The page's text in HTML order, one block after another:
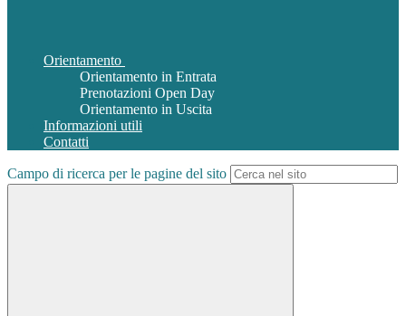
Orientamento
Orientamento in Entrata
Prenotazioni Open Day
Orientamento in Uscita
Informazioni utili
Contatti
Campo di ricerca per le pagine del sito